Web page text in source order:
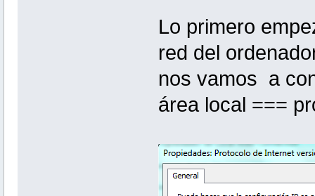
Lo primero
red del
nos vamos a
área local ===